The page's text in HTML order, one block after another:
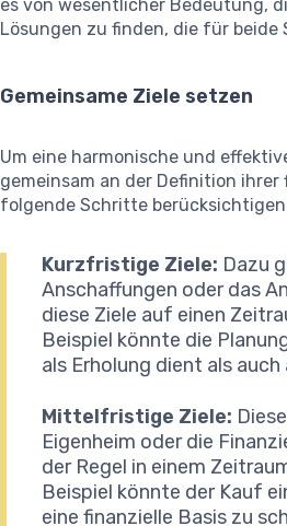
es von wesentlicher Bedeutung,
Lösungen zu finden, die für beide
Gemeinsame Ziele setzen
Um eine harmonische und
gemeinsam an der Definition
folgende Schritte
Kurzfristige Ziele: Dazu
Anschaffungen oder das
diese Ziele auf einen
Beispiel könnte die
als Erholung dient als
Mittelfristige Ziele:
Eigenheim oder die
der Regel in einem
Beispiel könnte der Kauf
eine finanzielle Basis zu